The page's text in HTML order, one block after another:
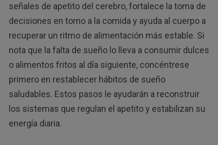
señales de apetito del cerebro, fortalece la toma de
decisiones en torno a la comida y ayuda al cuerpo a
recuperar un ritmo de alimentación más estable. Si
nota que la falta de sueño lo lleva a consumir dulces
o alimentos fritos al día siguiente, concéntrese
primero en restablecer hábitos de sueño
saludables. Estos pasos le ayudarán a reconstruir
los sistemas que regulan el apetito y estabilizan su
energía diaria.